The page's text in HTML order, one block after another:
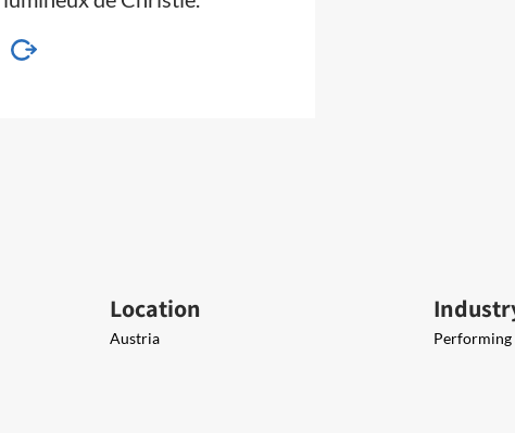
Location
Austria Performing